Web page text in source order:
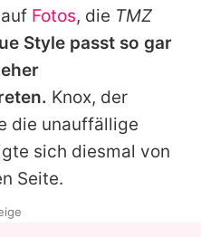
Richtlinien
Fotos, die TMZ
Style passt so gar
Knox, der
die unauffällige
sich diesmal von
Seite.